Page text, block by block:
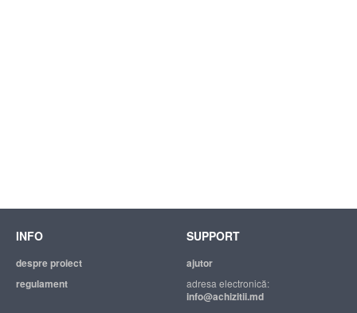
INFO
despre proiect
regulament
SUPPORT
ajutor
adresa electronică:
info@achizitii.md